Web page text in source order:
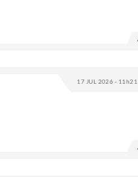
17 JUL 2026 - 11h21